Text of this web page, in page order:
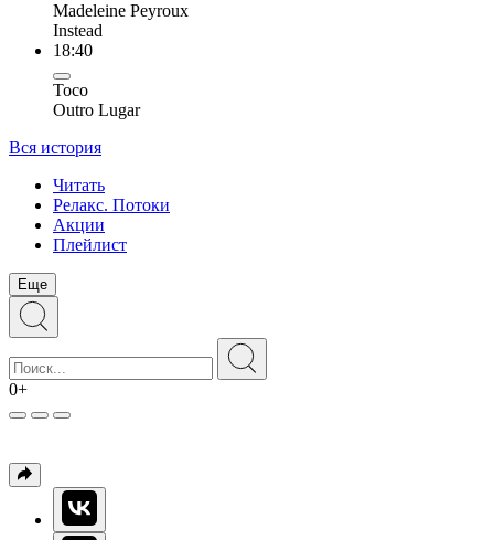
Madeleine Peyroux
Instead
18:40
Toco
Outro Lugar
Вся история
Читать
Релакс. Потоки
Акции
Плейлист
Еще
0+